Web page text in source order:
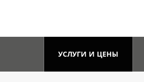
УСЛУГИ И ЦЕНЫ